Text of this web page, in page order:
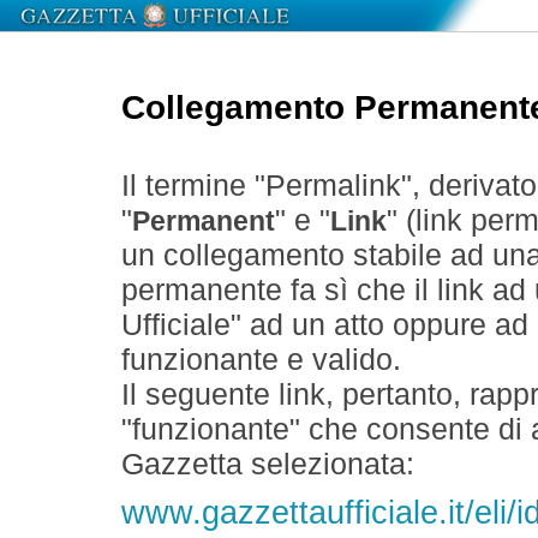
Collegamento
Il termine "Permalink",
" Permanent" e " Link" (link
un collegamento stabile ad
permanente fa sì che il link
Ufficiale" ad un atto oppure
funzionante e valido.
Il seguente link, pertanto,
"funzionante" che consente
Gazzetta selezionata:
www.gazzettaufficiale.it/eli/